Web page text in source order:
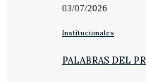
03/07/2026
Institucionales
PALABRAS DEL